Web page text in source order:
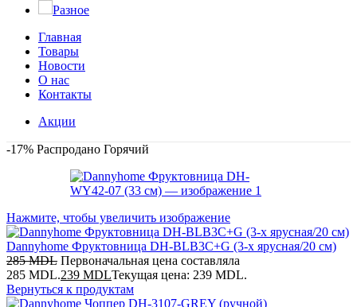
Разное
Главная
Товары
Новости
О нас
Контакты
Акции
-17% Распродано Горячий
Нажмите, чтобы увеличить изображение
Dannyhome Фруктовница DH-BLB3C+G (3-х ярусная/20 см)
285MDL Первоначальная цена составляла
285 MDL.239 MDLТекущая цена: 239 MDL.
Вернуться к продуктам